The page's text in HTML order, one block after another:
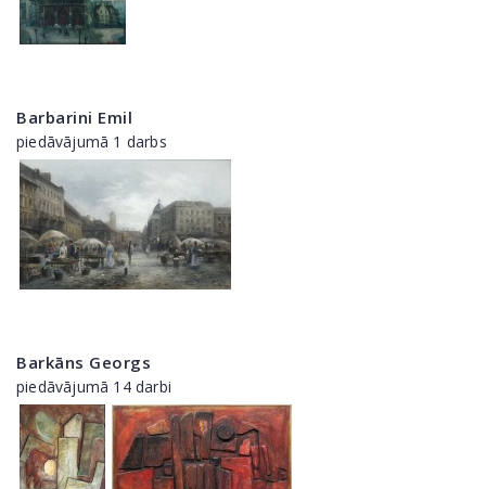
Barbarini Emil
piedāvājumā 1 darbs
Barkāns Georgs
piedāvājumā 14 darbi